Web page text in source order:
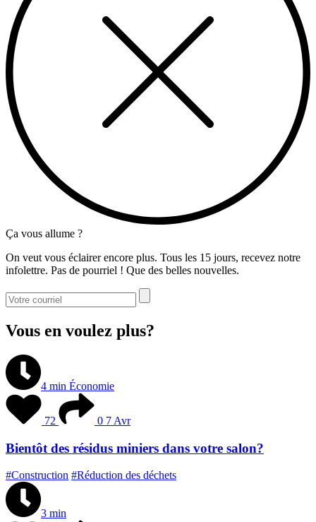
Ça vous allume ?
On veut vous éclairer encore plus. Tous les 15 jours, recevez notre
infolettre. Pas de pourriel ! Que des belles nouvelles.
Vous en voulez plus?
4 min Économie
72 0 7 Avr
Bientôt des résidus miniers dans votre salon?
#Construction #Réduction des déchets
3 min